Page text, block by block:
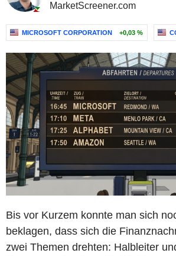
MarketScreener.com
MICROSOFT CORPORATION +0,03 %
Bis vor Kurzem konnte man sich
beklagen, dass sich die
zwei Themen drehten: Halbleiter